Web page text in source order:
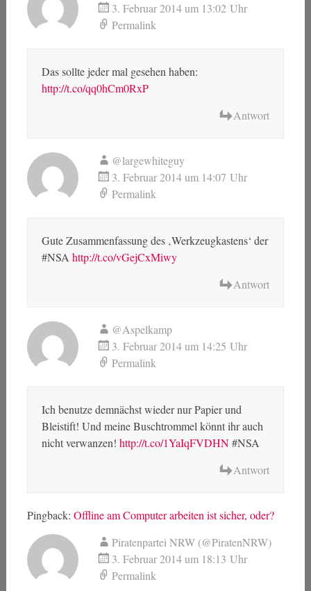
3. Februar 2014 um 13:02 Uhr
Permalink
Das sollte jeder mal gesehen haben:
http://t.co/qq0hCm0RxP
Antwort
@largewhiteguy
3. Februar 2014 um 14:07 Uhr
Permalink
Gute Zusammenfassung des ‚Werkzeugkastens‘ der
#NSA http://t.co/vGejCxMiwy
Antwort
@Aspelkamp
3. Februar 2014 um 14:25 Uhr
Permalink
Ich benutze demnächst wieder nur Papier und
Bleistift! Und meine Buschtrommel könnt ihr auch
nicht verwanzen! http://t.co/1YaIqFVDHN#NSA
Antwort
Pingback: Offline am Computer arbeiten ist sicher, oder?
Piratenpartei NRW (@PiratenNRW)
3. Februar 2014 um 18:13 Uhr
Permalink